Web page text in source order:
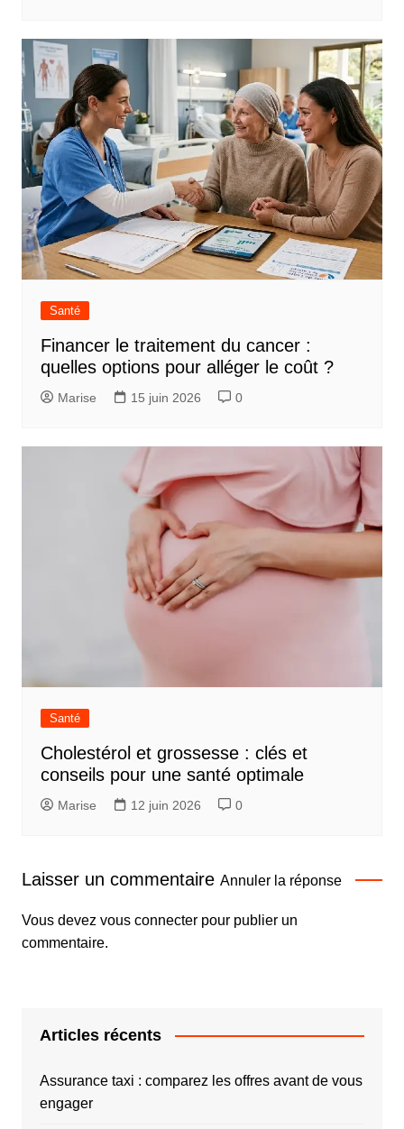
Santé
Financer le traitement du cancer :
quelles options pour alléger le coût ?
Marise 15 juin 2026 0
Santé
Cholestérol et grossesse : clés et
conseils pour une santé optimale
Marise 12 juin 2026 0
Laisser un commentaire Annuler la réponse
Vous devez vous connecterpour publier un
commentaire.
Articles récents
Assurance taxi : comparez les offres avant de vous
engager